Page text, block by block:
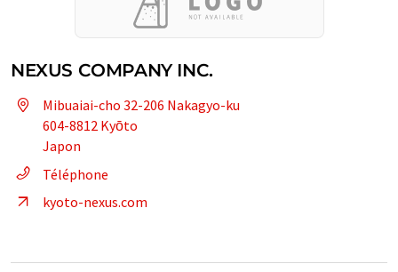
NEXUS COMPANY INC.
Mibuaiai-cho 32-206 Nakagyo-ku
604-8812 Kyōto
Japon
Téléphone
kyoto-nexus.com